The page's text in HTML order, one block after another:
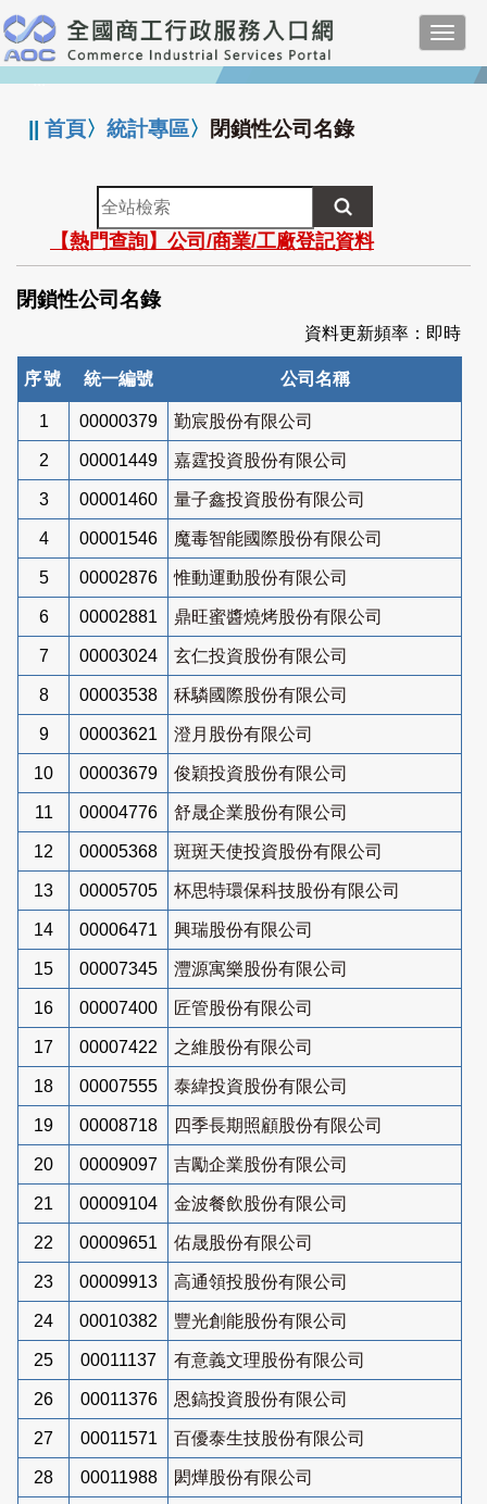
跳
到
主
要
:::
||首頁〉統計專區〉 閉鎖性公司名錄
全
站
檢
索
【熱門查詢】公司/商業/工廠登記資料
閉鎖性公司名錄
資料更新頻率：即時
序號 統一編號 公司名稱
1 00000379 勤宸股份有限公司
2 00001449 嘉霆投資股份有限公司
3 00001460 量子鑫投資股份有限公司
4 00001546 魔毒智能國際股份有限公司
5 00002876 惟動運動股份有限公司
6 00002881 鼎旺蜜醬燒烤股份有限公司
7 00003024 玄仁投資股份有限公司
8 00003538 秝驎國際股份有限公司
9 00003621 澄月股份有限公司
10 00003679 俊穎投資股份有限公司
11 00004776 舒晟企業股份有限公司
12 00005368 斑斑天使投資股份有限公司
13 00005705 杯思特環保科技股份有限公司
14 00006471 興瑞股份有限公司
15 00007345 灃源寓樂股份有限公司
16 00007400 匠管股份有限公司
17 00007422 之維股份有限公司
18 00007555 泰緯投資股份有限公司
19 00008718 四季長期照顧股份有限公司
20 00009097 吉勵企業股份有限公司
21 00009104 金波餐飲股份有限公司
22 00009651 佑晟股份有限公司
23 00009913 高通領投股份有限公司
24 00010382 豐光創能股份有限公司
25 00011137 有意義文理股份有限公司
26 00011376 恩鎬投資股份有限公司
27 00011571 百優泰生技股份有限公司
28 00011988 閎燁股份有限公司